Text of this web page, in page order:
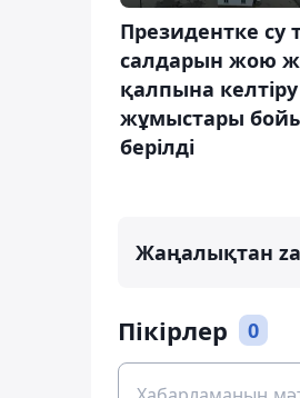
Президентке су
салдарын жою
қалпына келтіру
жұмыстары
берілді
Жаңалықтан
Пікірлер 0